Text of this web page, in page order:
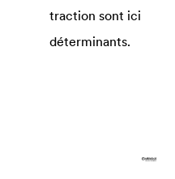
traction sont ici
déterminants.